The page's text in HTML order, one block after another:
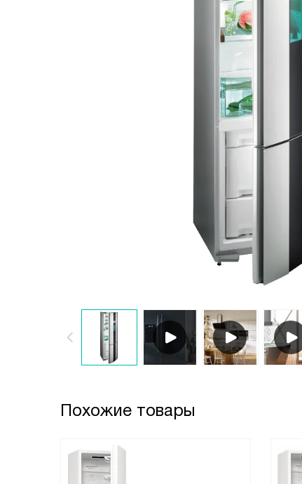
Похожие товары